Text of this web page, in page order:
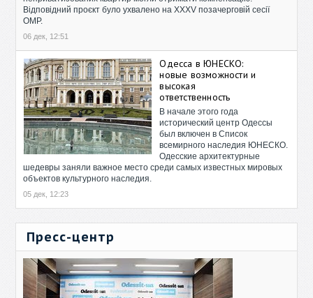
Відповідний проєкт було ухвалено на XXXV позачерговій сесії
ОМР.
06 дек, 12:51
Одесса в ЮНЕСКО:
новые возможности и
высокая
ответственность
В начале этого года
исторический центр Одессы
был включен в Список
всемирного наследия ЮНЕСКО.
Одесские архитектурные
шедевры заняли важное место среди самых известных мировых
объектов культурного наследия.
05 дек, 12:23
Пресс-центр